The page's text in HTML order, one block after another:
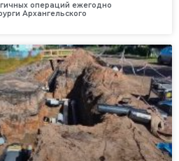
операций ежегодно
Архангельского